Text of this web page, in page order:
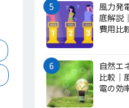
風力発
底解説
費用比
自然エ
比較｜
電の効